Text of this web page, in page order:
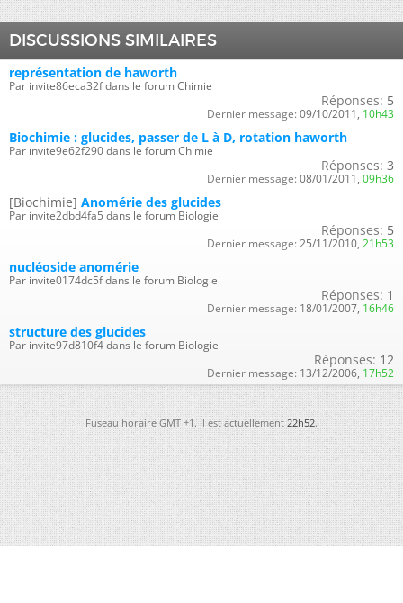
DISCUSSIONS SIMILAIRES
représentation de haworth
Par invite86eca32f dans le forum Chimie
Réponses: 5
Dernier message: 09/10/2011, 10h43
Biochimie : glucides, passer de L à D, rotation haworth
Par invite9e62f290 dans le forum Chimie
Réponses: 3
Dernier message: 08/01/2011, 09h36
[Biochimie] Anomérie des glucides
Par invite2dbd4fa5 dans le forum Biologie
Réponses: 5
Dernier message: 25/11/2010, 21h53
nucléoside anomérie
Par invite0174dc5f dans le forum Biologie
Réponses: 1
Dernier message: 18/01/2007, 16h46
structure des glucides
Par invite97d810f4 dans le forum Biologie
Réponses: 12
Dernier message: 13/12/2006, 17h52
Fuseau horaire GMT +1. Il est actuellement22h52.